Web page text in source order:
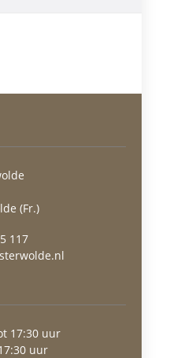
(Fr.)
117
17:30 uur
uur